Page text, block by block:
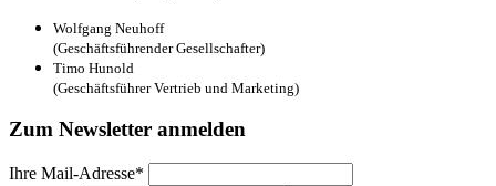
Wolfgang Neuhoff
(Geschäftsführender Gesellschafter)
Timo Hunold
(Geschäftsführer Vertrieb und Marketing)
Zum Newsletter anmelden
Ihre Mail-Adresse*